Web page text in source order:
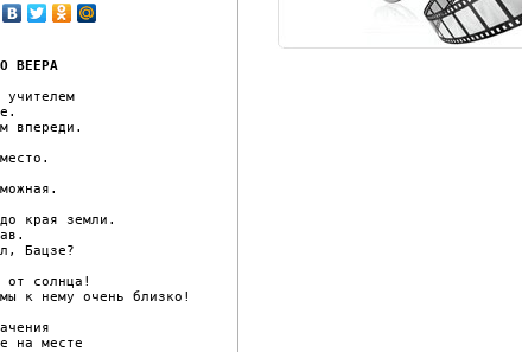
ВЕЕРА
учителем
впереди.
края земли.
Бацзе?
от солнца!
к нему очень близко!
на месте